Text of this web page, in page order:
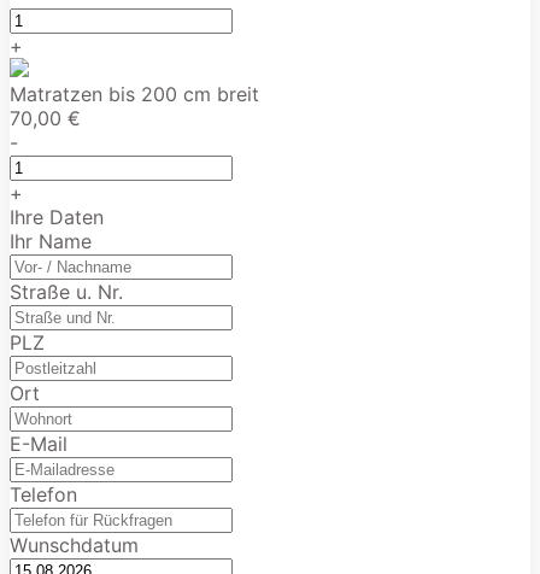
+
Matratzen bis 200 cm breit
70,00 €
-
+
Ihre Daten
Ihr Name
Straße u. Nr.
PLZ
Ort
E-Mail
Telefon
Wunschdatum